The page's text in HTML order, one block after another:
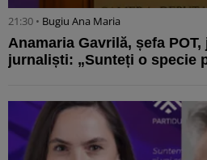
21:30 • Bugiu ⁠Ana Maria
Anamaria Gavrilă, șefa
jurnaliști: „Sunteți o specie